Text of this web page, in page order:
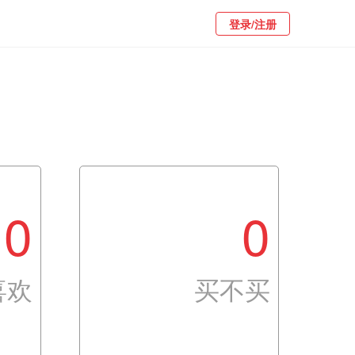
登录/注册
0 0
买不买